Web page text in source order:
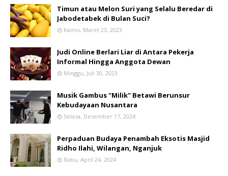
Timun atau Melon Suri yang Selalu Beredar di
Jabodetabek di Bulan Suci?
Kamis, Maret 23, 2023
Judi Online Berlari Liar di Antara Pekerja
Informal Hingga Anggota Dewan
Minggu, Juli 30, 2023
Musik Gambus "Milik" Betawi Berunsur
Kebudayaan Nusantara
Selasa, Desember 17, 2024
Perpaduan Budaya Penambah Eksotis Masjid
Ridho Ilahi, Wilangan, Nganjuk
Rabu, April 24, 2024